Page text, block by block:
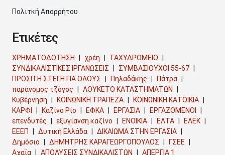
Πολιτκή Απορρήτου
Ετικέτες
ΧΡΗΜΑΤΟΔΟΤΗΣΗ χρέη
ΤΑΧΥΔΡΟΜΕΙΟ
ΣΥΝΔΙΚΑΛΙΣΤΙΚΕΣ ΙΡΓΑΝΩΣΕΙΣ
ΣΥΜΒΑΣΙΟΥΧΟΙ 55-67
ΠΡΟΣΙΤΗ ΣΤΕΓΗ ΓΙΑ ΟΛΟΥΣ
Πηλαδάκης
Πάτρα
παράνομος τζόγος
ΛΟΥΚΕΤΟ ΚΑΤΑΣΤΗΜΑΤΩΝ
Κυβέρνηση
ΚΟΙΝΩΝΙΚΗ ΤΡΑΠΕΖΑ
ΚΟΙΝΩΝΙΚΗ ΚΑΤΟΙΚΙΑ
ΚΑΡΦΙ
Καζίνο Ρίο ΕΦΚΑ ΕΡΓΑΣΙΑ
ΕΡΓΑΖΟΜΕΝΟΙ
επενδυτές
εξυγίανση καζίνο ΕΝΟΙΚΙΑ ΕΛΤΑ
ΕΛΕΚ
ΕΕΕΠ
Δυτική Ελλάδα
ΔΙΚΑΙΩΜΑ ΣΤΗΝ ΕΡΓΑΣΙΑ
Δημόσιο
ΔΗΜΗΤΡΗΣ ΚΑΡΑΓΕΩΡΓΟΠΟΥΛΟΣ
ΓΣΕΕ
Αχαΐα
ΑΠΟΛΥΣΕΙΣ ΣΥΝΔΙΚΑΛΙΣΤΩΝ
ΑΠΕΡΓΙΑ 1